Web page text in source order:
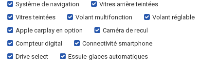
Système de navigation
Vitres arrière teintées
Vitres teintées
Volant multifonction
Volant réglable
Apple carplay en option
Caméra de recul
Compteur digital
Connectivité smartphone
Drive select
Essuie-glaces automatiques